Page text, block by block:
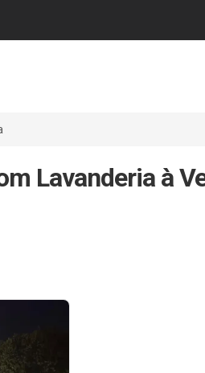
Lavanderia à